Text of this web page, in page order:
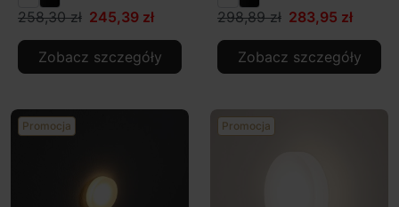
258,30 zł 245,39 zł
Zobacz szczegóły
298,89 zł 283,95 zł
Zobacz szczegóły
Promocja Promocja